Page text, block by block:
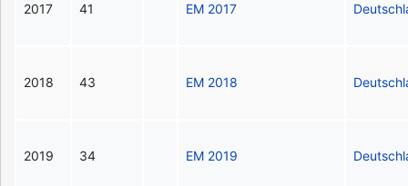
2017 41 EM 2017
2018 43 EM 2018
2019 34 EM 2019